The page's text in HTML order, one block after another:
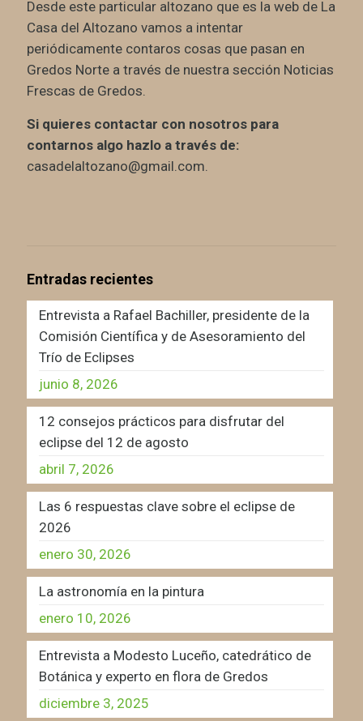
Desde este particular altozano que es la web de La
Casa del Altozano vamos a intentar
periódicamente contaros cosas que pasan en
Gredos Norte a través de nuestra sección Noticias
Frescas de Gredos.
Si quieres contactar con nosotros para
contarnos algo hazlo a través de:
casadelaltozano@gmail.com.
Entradas recientes
Entrevista a Rafael Bachiller, presidente de la
Comisión Científica y de Asesoramiento del
Trío de Eclipses
junio 8, 2026
12 consejos prácticos para disfrutar del
eclipse del 12 de agosto
abril 7, 2026
Las 6 respuestas clave sobre el eclipse de
2026
enero 30, 2026
La astronomía en la pintura
enero 10, 2026
Entrevista a Modesto Luceño, catedrático de
Botánica y experto en flora de Gredos
diciembre 3, 2025